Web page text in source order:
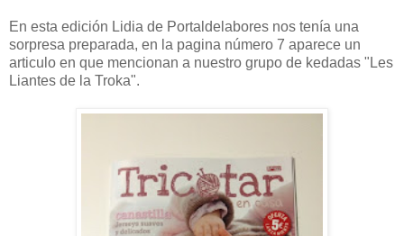
En esta edición Lidia de Portaldelabores nos tenía una
sorpresa preparada, en la pagina número 7 aparece un
articulo en que mencionan a nuestro grupo de kedadas "Les
Liantes de la Troka".